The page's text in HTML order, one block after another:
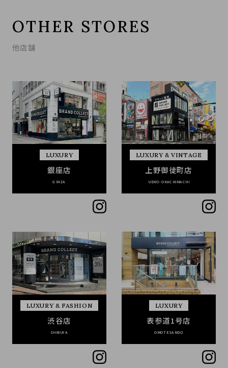
OTHER STORES
他店舗
LUXURY
銀座店
GINZA
LUXURY & VINTAGE
上野御徒町店
UENO-OKACHIMACHI
LUXURY & FASHION
渋谷店
SHIBUYA
LUXURY
表参道1号店
OMOTESANDO